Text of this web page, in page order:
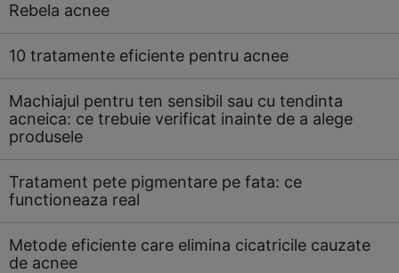
Rebela acnee
10 tratamente eficiente pentru acnee
Machiajul pentru ten sensibil sau cu tendinta
acneica: ce trebuie verificat inainte de a alege
produsele
Tratament pete pigmentare pe fata: ce
functioneaza real
Metode eficiente care elimina cicatricile cauzate
de acnee